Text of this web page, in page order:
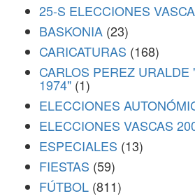
25-S ELECCIONES
BASKONIA (23)
CARICATURAS (168)
CARLOS PEREZ URALDE
1974" (1)
ELECCIONES
ELECCIONES VASCAS
ESPECIALES (13)
FIESTAS (59)
FÚTBOL (811)